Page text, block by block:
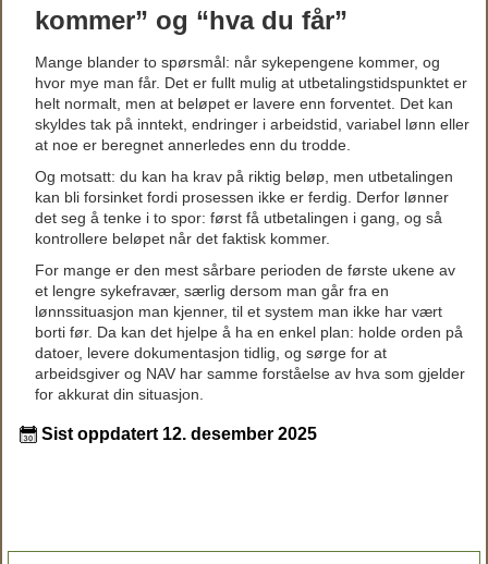
kommer” og “hva du får”
Mange blander to spørsmål: når sykepengene kommer, og
hvor mye man får. Det er fullt mulig at utbetalingstidspunktet er
helt normalt, men at beløpet er lavere enn forventet. Det kan
skyldes tak på inntekt, endringer i arbeidstid, variabel lønn eller
at noe er beregnet annerledes enn du trodde.
Og motsatt: du kan ha krav på riktig beløp, men utbetalingen
kan bli forsinket fordi prosessen ikke er ferdig. Derfor lønner
det seg å tenke i to spor: først få utbetalingen i gang, og så
kontrollere beløpet når det faktisk kommer.
For mange er den mest sårbare perioden de første ukene av
et lengre sykefravær, særlig dersom man går fra en
lønnssituasjon man kjenner, til et system man ikke har vært
borti før. Da kan det hjelpe å ha en enkel plan: holde orden på
datoer, levere dokumentasjon tidlig, og sørge for at
arbeidsgiver og NAV har samme forståelse av hva som gjelder
for akkurat din situasjon.
Sist oppdatert 12. desember 2025